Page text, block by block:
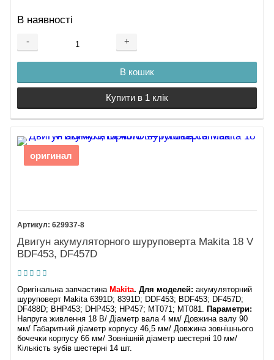
В наявності
- +
В кошик
Купити в 1 клік
оригинал
629937-8
Двигун акумуляторного шуруповерта Makita 18 V
BDF453, DF457D
Оригінальна запчастина Makita. Для моделей: акумуляторний
шуруповерт Makita 6391D; 8391D; DDF453; BDF453; DF457D;
DF488D; BHP453; DHP453; HP457; MT071; MT081.
Параметри:
Напруга живлення 18 В/ Діаметр вала 4 мм/ Довжина валу 90
мм/ Габаритний діаметр корпусу 46,5 мм/ Довжина зовнішнього
бочечки корпусу 66 мм/ Зовнішній діаметр шестерні 10 мм/
Кількість зубів шестерні 14 шт.